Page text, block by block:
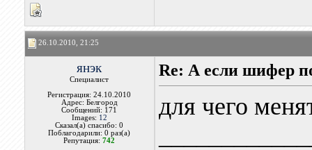
26.10.2010, 21:25
янэк
Специалист
Регистрация: 24.10.2010
Адрес: Белгород
Сообщений: 171
Images: 12
Сказал(а) спасибо: 0
Поблагодарили: 0 раз(а)
Репутация:742
Re: А если шифер
для чего